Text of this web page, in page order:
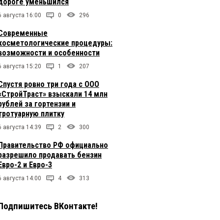
августа 16:00 0 296
процедуры:
и особенности
августа 15:20 1 207
ровно три года с ООО
взыскали 14 млн
за гортензии и
плитку
августа 14:39 2 300
РФ официально
продавать бензин
2 и Евро-3
августа 14:00 4 313
ВКонтакте!